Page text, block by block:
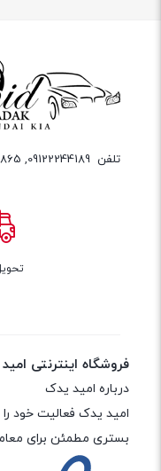
تلفن09122244189
,
فروشگاه اینترنتی
درباره امید یدک
بستری مطمئن برای